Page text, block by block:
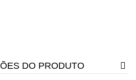
DO PRODUTO